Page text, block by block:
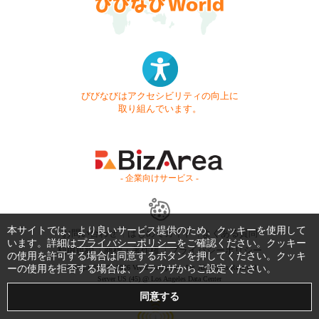
びびなびはアクセシビリティの向上に
取り組んでいます。
- 企業向けサービス -
お問い合わせ はじめてガイド
よくある質問
利用規約
商標・著作権 プライバシーポリシー
Copyright © 1999-2026 Vivid Navigation, Inc. All Rights Reserved.
Server US (45) @ Los Angeles Data Center
本サイトでは、より良いサービス提供のため、クッキーを使用して
います。詳細はプライバシーポリシーをご確認ください。クッキー
の使用を許可する場合は同意するボタンを押してください。クッキ
ーの使用を拒否する場合は、ブラウザからご設定ください。